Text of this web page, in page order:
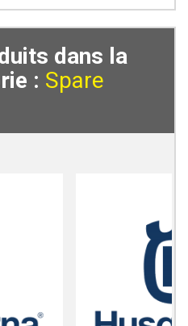
dans la
: Spare